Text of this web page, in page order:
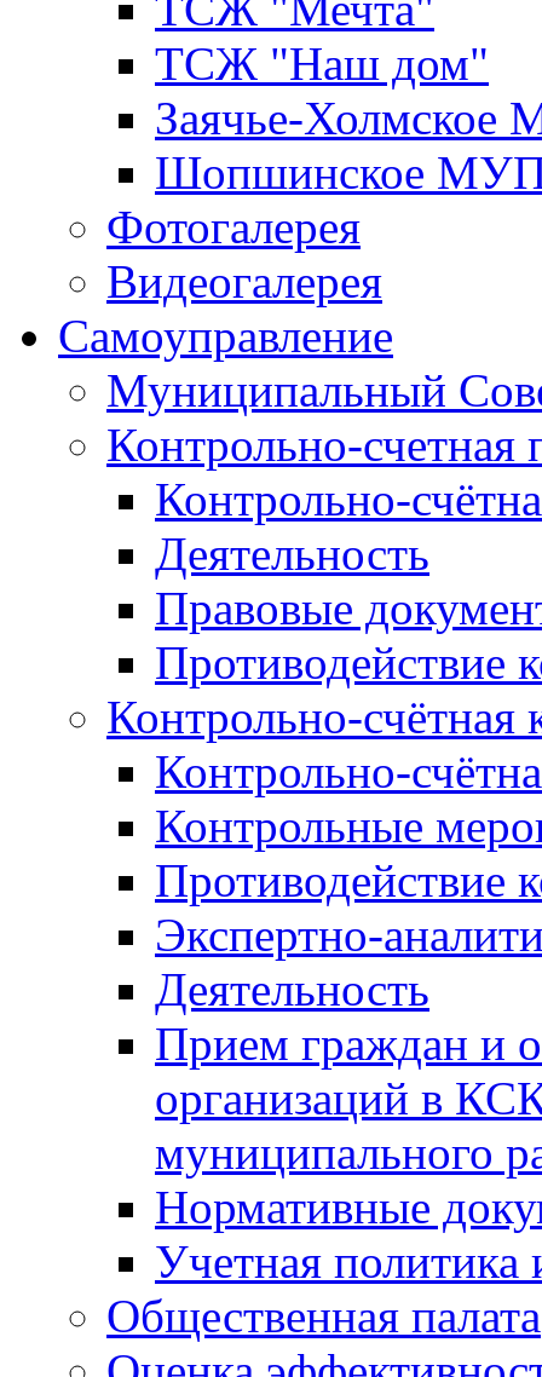
ТСЖ "Наш дом"
Заячье-
Шопшинское
Фотогалерея
Видеогалерея
Самоуправление
Муниципальный
Контрольно-счетная
Контрольно-
Деятельность
Правовые
Противодействие
Контрольно-счётная
Контрольно-
Контрольные
Противодействие
Экспертно-
Деятельность
Прием граждан и
организаций в
муниципального
Нормативные
Учетная политика
Общественная палата